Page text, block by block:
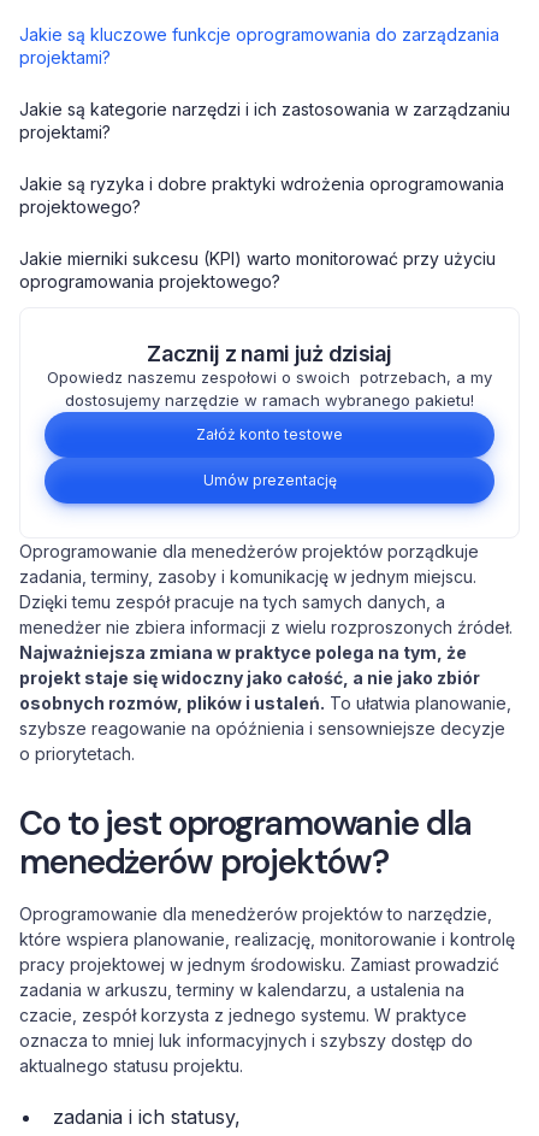
Jakie są kluczowe funkcje oprogramowania do zarządzania
projektami?
Jakie są kategorie narzędzi i ich zastosowania w zarządzaniu
projektami?
Jakie są ryzyka i dobre praktyki wdrożenia oprogramowania
projektowego?
Jakie mierniki sukcesu (KPI) warto monitorować przy użyciu
oprogramowania projektowego?
Zacznij z nami już dzisiaj
Opowiedz naszemu zespołowi o swoich potrzebach, a my
dostosujemy narzędzie w ramach wybranego pakietu!
Załóż konto testowe
Umów prezentację
Oprogramowanie dla menedżerów projektów porządkuje
zadania, terminy, zasoby i komunikację w jednym miejscu.
Dzięki temu zespół pracuje na tych samych danych, a
menedżer nie zbiera informacji z wielu rozproszonych źródeł.
Najważniejsza zmiana w praktyce polega na tym, że
projekt staje się widoczny jako całość, a nie jako zbiór
osobnych rozmów, plików i ustaleń. To ułatwia planowanie,
szybsze reagowanie na opóźnienia i sensowniejsze decyzje
o priorytetach.
Co to jest oprogramowanie dla
menedżerów projektów?
Oprogramowanie dla menedżerów projektów to narzędzie,
które wspiera planowanie, realizację, monitorowanie i kontrolę
pracy projektowej w jednym środowisku. Zamiast prowadzić
zadania w arkuszu, terminy w kalendarzu, a ustalenia na
czacie, zespół korzysta z jednego systemu. W praktyce
oznacza to mniej luk informacyjnych i szybszy dostęp do
aktualnego statusu projektu.
zadania i ich statusy,